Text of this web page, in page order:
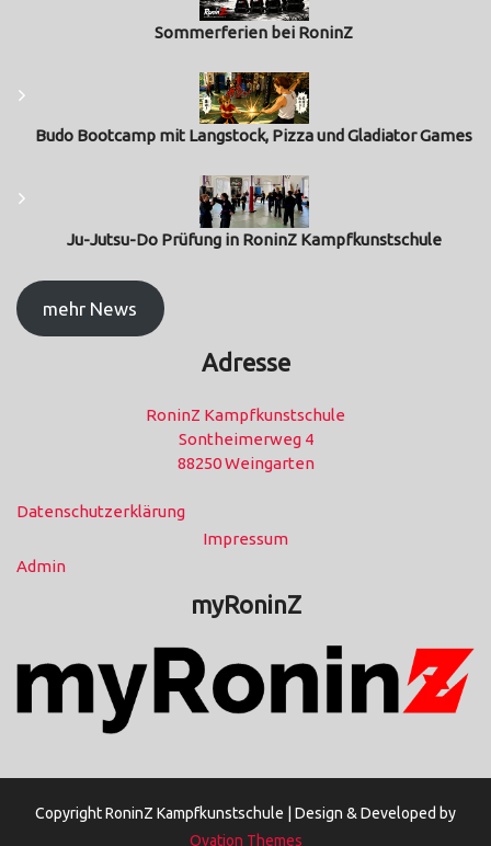
Sommerferien bei RoninZ
Budo Bootcamp mit Langstock, Pizza und Gladiator Games
Ju-Jutsu-Do Prüfung in RoninZ Kampfkunstschule
mehr News
Adresse
RoninZ Kampfkunstschule
Sontheimerweg 4
88250 Weingarten
Datenschutzerklärung
Impressum
Admin
myRoninZ
Copyright RoninZ Kampfkunstschule |
Design & Developed by
Ovation Themes